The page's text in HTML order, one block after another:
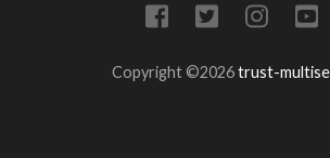
Copyright ©2026trust-